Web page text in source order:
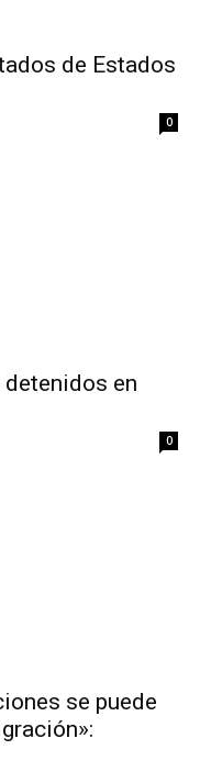
de Estados
0
en
0
se puede